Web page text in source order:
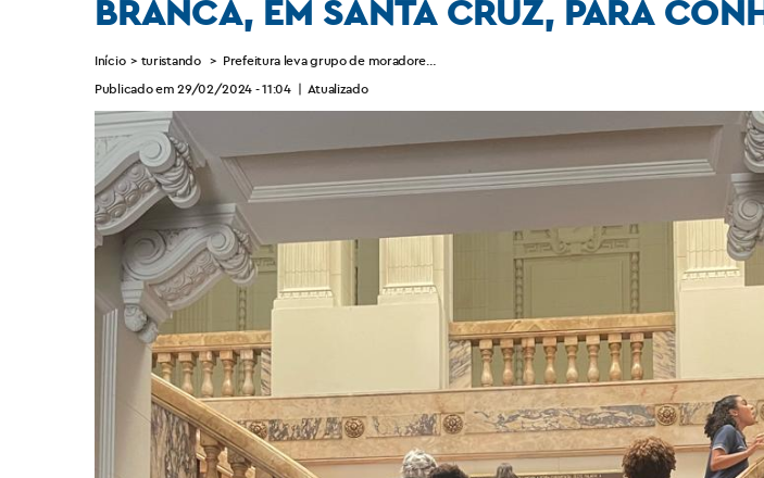
BRANCA, EM SANTA CRUZ, PARA
Início > turistando > Prefeitura leva grupo de moradores da comunidade Areia Branca, em Santa Cruz, para
Publicado em 29/02/2024 - 11:04 | Atualizado